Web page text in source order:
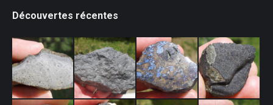
Découvertes récentes